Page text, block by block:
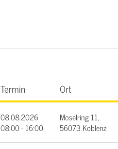
Termin Ort
08.08.2026
08:00 - 16:00
Moselring 11,
56073 Koblenz